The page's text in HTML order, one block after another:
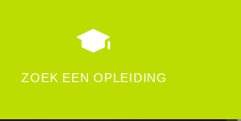
ZOEK EEN OPLEIDING